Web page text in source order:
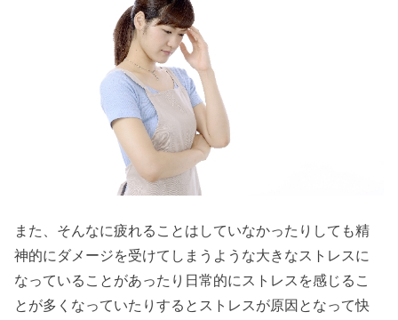
また、そんなに疲れることはしていなかったりしても精
神的にダメージを受けてしまうような大きなストレスに
なっていることがあったり日常的にストレスを感じるこ
とが多くなっていたりするとストレスが原因となって快